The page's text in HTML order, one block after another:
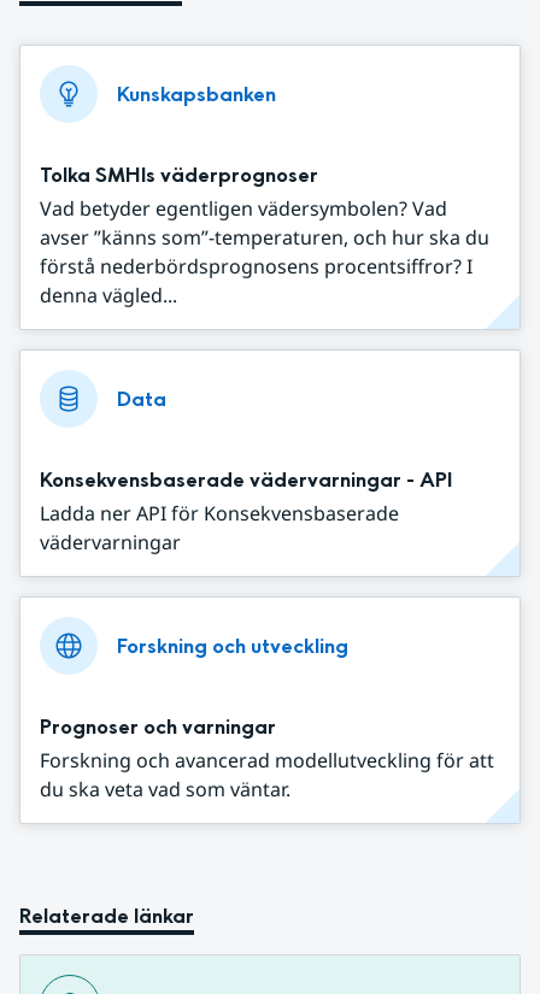
Kunskapsbanken
Tolka SMHIs väderprognoser
Vad betyder egentligen vädersymbolen? Vad
avser ”känns som”-temperaturen, och hur ska du
förstå nederbördsprognosens procentsiffror? I
denna vägled...
Data
Konsekvensbaserade vädervarningar - API
Ladda ner API för Konsekvensbaserade
vädervarningar
Forskning och utveckling
Prognoser och varningar
Forskning och avancerad modellutveckling för att
du ska veta vad som väntar.
Relaterade länkar